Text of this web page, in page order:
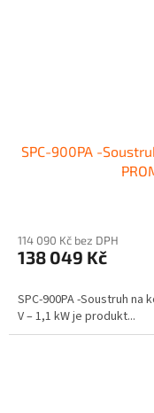
SPC-900PA -
114 090 Kč bez DPH
138 049 Kč
SPC-900PA -Soustruh na
V – 1,1 kW je produkt...